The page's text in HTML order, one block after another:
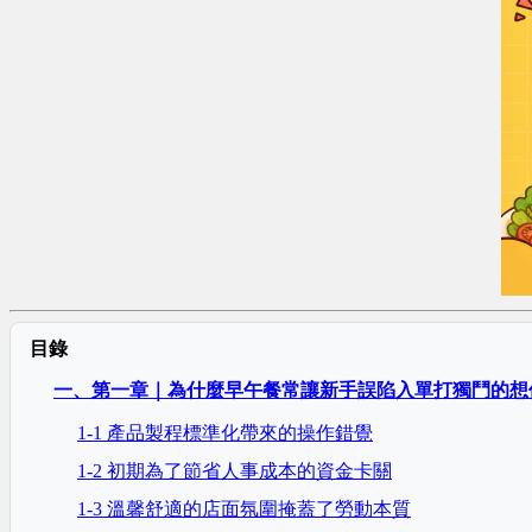
目錄
一、第一章｜為什麼早午餐常讓新手誤陷入單打獨鬥的
1-1 產品製程標準化帶來的操作錯覺
1-2 初期為了節省人事成本的資金卡關
1-3 溫馨舒適的店面氛圍掩蓋了勞動本質